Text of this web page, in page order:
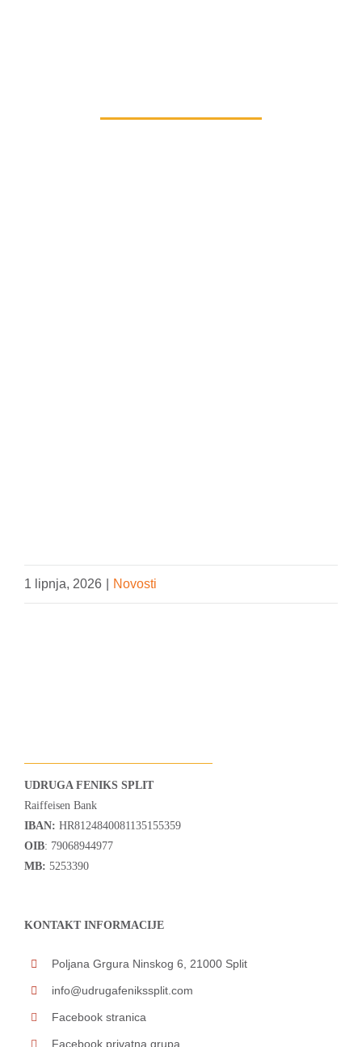
1 lipnja, 2026 Novosti
UDRUGA FENIKS SPLIT
Raiffeisen Bank
IBAN: HR8124840081135155359
OIB: 79068944977
MB: 5253390
KONTAKT INFORMACIJE
Poljana Grgura Ninskog 6, 21000 Split
info@udrugafenikssplit.com
Facebook stranica
Facebook privatna grupa